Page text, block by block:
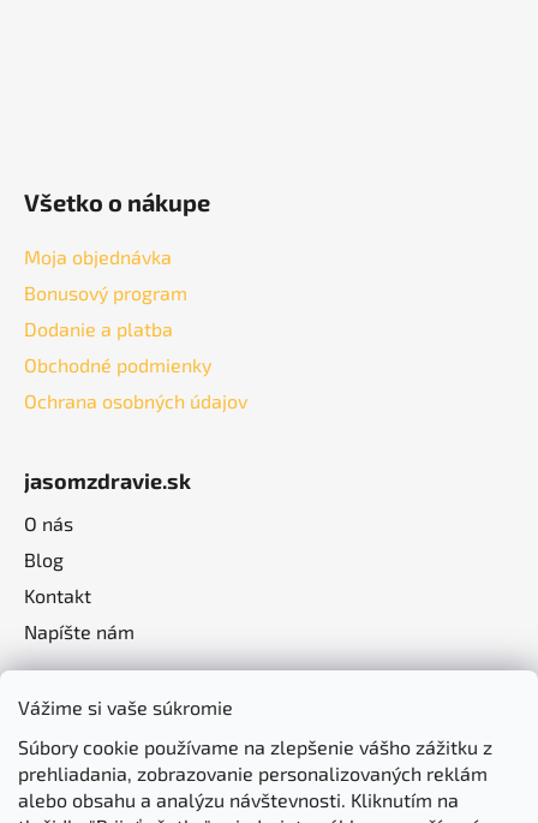
Vážime si vaše súkromie
Súbory cookie používame na zlepšenie vášho zážitku z
prehliadania, zobrazovanie personalizovaných reklám
alebo obsahu a analýzu návštevnosti. Kliknutím na
Všetko o nákupe
Moja objednávka
Bonusový program
Dodanie a platba
Obchodné podmienky
Ochrana osobných údajov
jasomzdravie.sk
O nás
Blog
Kontakt
Napíšte nám